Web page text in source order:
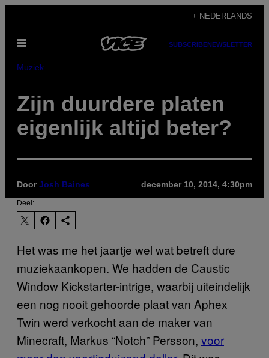
de
inhoud
+ NEDERLANDS
Open
SUBSCRIBENEWSLETTER
Muziek
Zijn duurdere platen
eigenlijk altijd beter?
DoorJosh Baines december 10, 2014, 4:30pm
Deel:
Het was me het jaartje wel wat betreft dure
muziekaankopen. We hadden de Caustic
Window Kickstarter-intrige, waarbij uiteindelijk
een nog nooit gehoorde plaat van Aphex
Twin werd verkocht aan de maker van
Minecraft, Markus “Notch” Persson, voor